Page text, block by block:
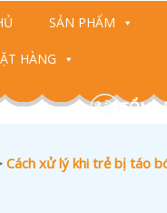
SẢN PHẨM
HÀNG
TỔNG
Cách xử lý khi trẻ bị táo